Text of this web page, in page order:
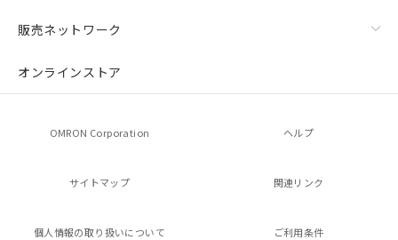
販売ネットワーク
オンラインストア
OMRON Corporation ヘルプ
サイトマップ 関連リンク
個人情報の取り扱いについて ご利用条件